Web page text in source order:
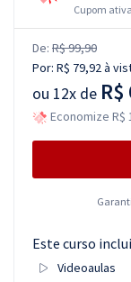
Cupom
De: R$ 99,90
Por: R$ 79,92à
ou 12x de
Economize R$
Este curso
Videoaulas